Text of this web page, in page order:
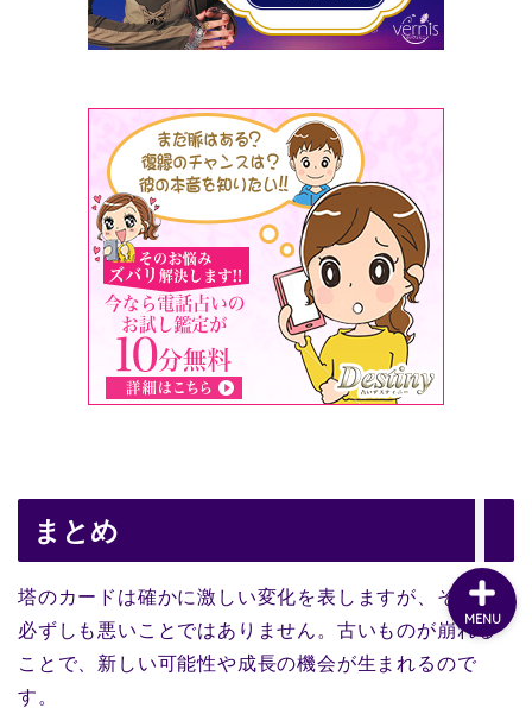
まとめ
塔のカードは確かに激しい変化を表しますが、それは
必ずしも悪いことではありません。古いものが崩れる
ことで、新しい可能性や成長の機会が生まれるので
す。
MENU